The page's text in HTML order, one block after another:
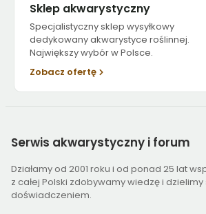
Sklep akwarystyczny
Specjalistyczny sklep wysyłkowy
dedykowany akwarystyce roślinnej.
Największy wybór w Polsce.
Zobacz ofertę
Serwis akwarystyczny i forum
Działamy od 2001 roku i od ponad 25 lat
z całej Polski zdobywamy wiedzę i dzielimy
doświadczeniem.